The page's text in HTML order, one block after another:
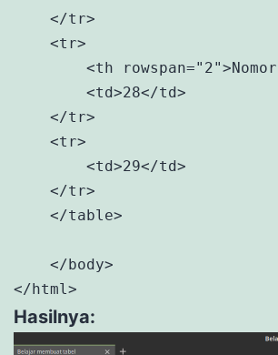
    </tr>
    <tr>
<th
        <td>28</td>
    </tr>
    <tr>
        <td>29</td>
    </tr>
    </table>
    </body>
</html>
Hasilnya: